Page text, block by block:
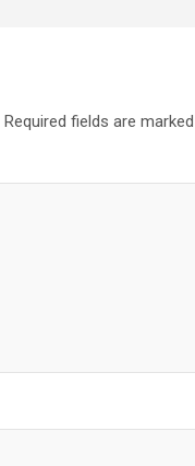
Required fields are marked